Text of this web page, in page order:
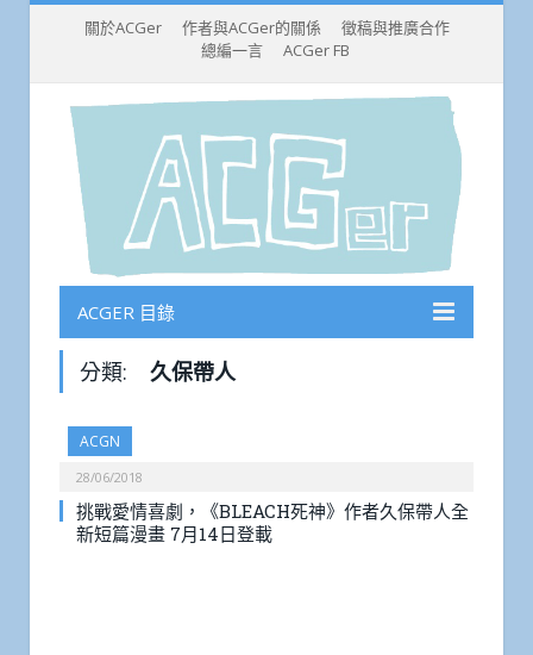
關於ACGer 作者與ACGer的關係
徵稿與推廣合作
總編一言
ACGer FB
ACGER 目錄
分類: 久保帶人
ACGN
28/06/2018
挑戰愛情喜劇，《BLEACH死神》作者久保帶人全
新短篇漫畫 7月14日登載